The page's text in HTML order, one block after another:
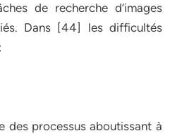
de recherche d’images
Dans [44] les difficultés
des processus aboutissant à